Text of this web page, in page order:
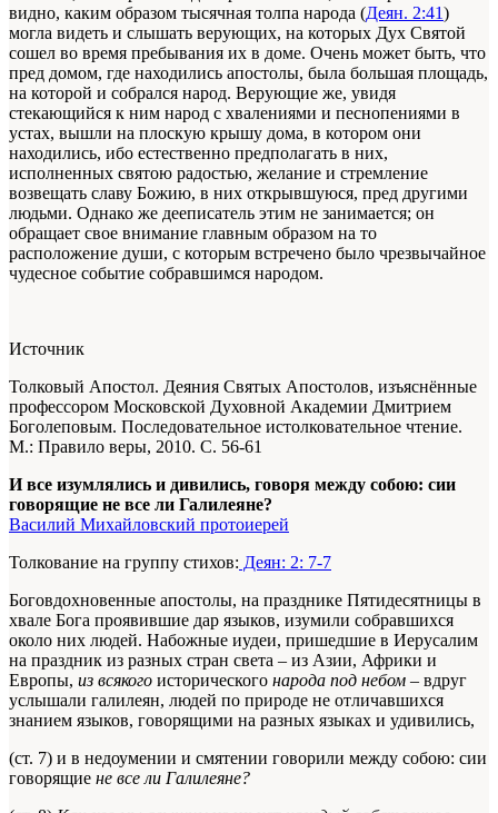
видно, каким образом тысячная толпа народа (Деян. 2:41)
могла видеть и слышать верующих, на которых Дух Святой
сошел во время пребывания их в доме. Очень может быть, что
пред домом, где находились апостолы, была большая площадь,
на которой и собрался народ. Верующие же, увидя
стекающийся к ним народ с хвалениями и песнопениями в
устах, вышли на плоскую крышу дома, в котором они
находились, ибо естественно предполагать в них,
исполненных святою радостью, желание и стремление
возвещать славу Божию, в них открывшуюся, пред другими
людьми. Однако же дееписатель этим не занимается; он
обращает свое внимание главным образом на то
расположение души, с которым встречено было чрезвычайное
чудесное событие собравшимся народом.
Источник
Толковый Апостол. Деяния Святых Апостолов, изъяснённые
профессором Московской Духовной Академии Дмитрием
Боголеповым. Последовательное истолковательное чтение.
М.: Правило веры, 2010. С. 56-61
И все изумлялись и дивились, говоря между собою: сии
говорящие не все ли Галилеяне?
Василий Михайловский протоиерей
Толкование на группу стихов: Деян: 2: 7-7
Боговдохновенные апостолы, на празднике Пятидесятницы в
хвале Бога проявившие дар языков, изумили собравшихся
около них людей. Набожные иудеи, пришедшие в Иерусалим
на праздник из разных стран света – из Азии, Африки и
Европы, из всякого исторического народа под небом – вдруг
услышали галилеян, людей по природе не отличавшихся
знанием языков, говорящими на разных языках и удивились,
(ст. 7) и в недоумении и смятении говорили между собою: сии
говорящие не все ли Галилеяне?